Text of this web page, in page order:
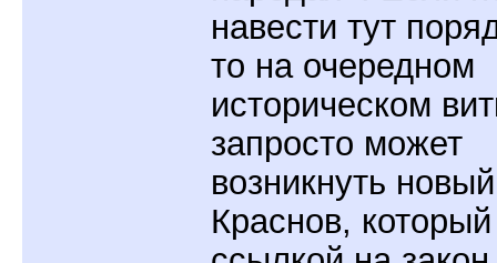
навести тут
то на очередном
историческом
запросто может
возникнуть новый
Краснов,